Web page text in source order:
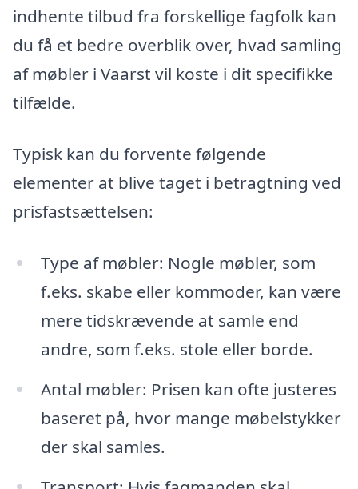
indhente tilbud fra forskellige fagfolk kan
du få et bedre overblik over, hvad samling
af møbler i Vaarst vil koste i dit specifikke
tilfælde.
Typisk kan du forvente følgende
elementer at blive taget i betragtning ved
prisfastsættelsen:
Type af møbler: Nogle møbler, som
f.eks. skabe eller kommoder, kan være
mere tidskrævende at samle end
andre, som f.eks. stole eller borde.
Antal møbler: Prisen kan ofte justeres
baseret på, hvor mange møbelstykker
der skal samles.